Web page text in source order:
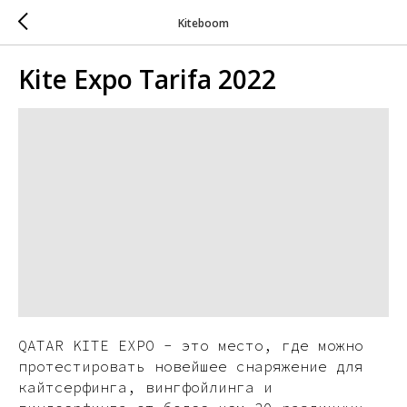
Kiteboom
Kite Expo Tarifa 2022
QATAR KITE EXPO - это место, где можно
протестировать новейшее снаряжение для
кайтсерфинга, вингфойлинга и